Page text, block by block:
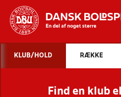
STILLINGER,
KLUB/HOLD RÆKKE
Find en klub